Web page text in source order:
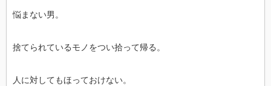
悩まない男。
捨てられているモノをつい拾って帰る。
人に対してもほっておけない。